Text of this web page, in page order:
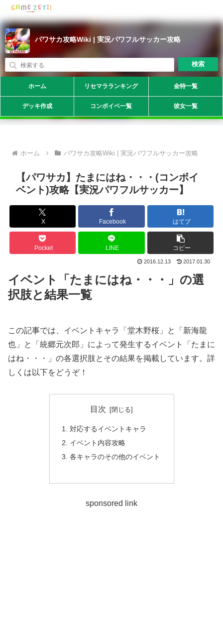
パワサカ攻略Wiki | 実況パワフルサッカー攻略
検索
ホーム リセマラランキング 金特一覧
デッキ作成 コンボイベ一覧 彼女一覧
ホーム パワサカ攻略Wiki | 実況パワフルサッカー攻略
【パワサカ】たまにはね・・・(コンボイ
ベント)攻略【実況パワフルサッカー】
X Facebook はてブ
Pocket LINE コピー
2016.12.13 2017.01.30
イベント「たまにはね・・・」の選
択肢と結果一覧
この記事では、イベントキャラ「堂木野桜」と「新海龍
也」と「統郷元次郎」によって発生するイベント「たまに
はね・・・」の各選択肢とその結果を掲載しています。詳
しくは以下をどうぞ！
目次
対応するイベントキャラ
イベント内容攻略
各キャラのその他のイベント
sponsored link